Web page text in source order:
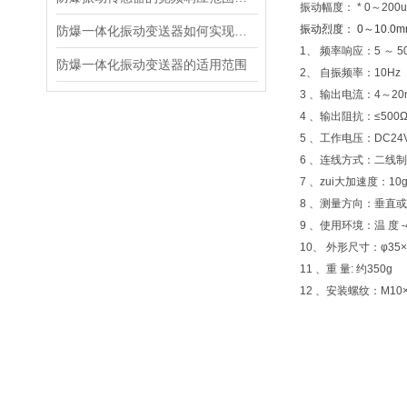
防爆一体化振动变送器的适用范围
振动幅度： * 0～
振动烈度： 0～
1、 频率响应：5 ～
2、 自振频率：10Hz
3 、输出电流：4～
4 、输出阻抗：≤500Ω
5 、工作电压：
6 、连线方式：二线
7 、zui大加速度：10g
8 、测量方向：垂直
9 、使用环境：温
10、 外形尺寸：
11 、重 量: 约350g
12 、安装螺纹：